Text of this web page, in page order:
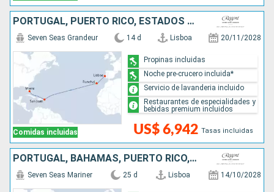
PORTUGAL, PUERTO RICO, ESTADOS UNIDOS
Comidas incluidas
Seven Seas Grandeur 14 d Lisboa 20/11/2028
US$ 6,942 Tasas incluidas
Propinas incluidas
Noche pre-crucero incluida*
Servicio de lavanderia incluido
Restaurantes de especialidades y
bebidas premium incluidos
PORTUGAL, BAHAMAS, PUERTO RICO, ESTADOS UNIDOS, FRANCIA
Seven Seas Mariner 25 d Lisboa 14/10/2028